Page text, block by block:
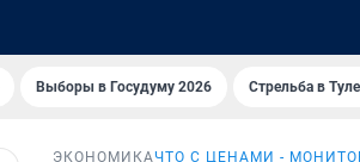
Выборы в Госудуму 2026 Стрельба в
ЭКОНОМИКАЧТО С ЦЕНАМИ -